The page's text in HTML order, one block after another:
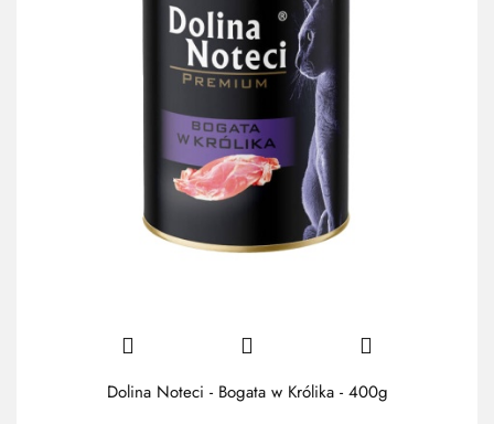
Dolina Noteci - Bogata w Królika - 400g